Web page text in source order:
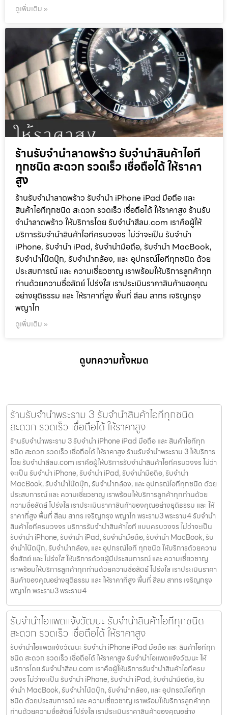
ดูเพิ่มเติม »
ร้านรับจำนำลาดพร้าว รับจำนำสินค้าไอที
ทุกชนิด สะดวก รวดเร็ว เชื่อถือได้ ให้ราคา
สูง
ร้านรับจำนำลาดพร้าว รับจำนำ iPhone iPad มือถือ และ
สินค้าไอทีทุกชนิด สะดวก รวดเร็ว เชื่อถือได้ ให้ราคาสูง ร้านรับ
จำนำลาดพร้าว ให้บริการโดย รับจํานําสีลม.com เราคือผู้ให้
บริการรับจำนำสินค้าไอทีครบวงจร ไม่ว่าจะเป็น รับจำนำ
iPhone, รับจำนำ iPad, รับจำนำมือถือ, รับจำนำ MacBook,
รับจำนำโน๊ตบุ๊ก, รับจำนำกล้อง, และ อุปกรณ์ไอทีทุกชนิด ด้วย
ประสบการณ์ และ ความเชี่ยวชาญ เราพร้อมให้บริการลูกค้าทุก
ท่านด้วยความซื่อสัตย์ โปร่งใส เราประเมินราคาสินค้าของคุณ
อย่างยุติธรรม และ ให้ราคาที่สูง พื้นที่ สีลม สาทร เจริญกรุง
พญาไท
ดูเพิ่มเติม »
ดูบทความทั้งหมด
ร้านรับจำนำพระราม 3 รับจำนำสินค้าไอทีทุกชนิด
สะดวก รวดเร็ว เชื่อถือได้ ให้ราคาสูง
ร้านรับจำนำพระราม 3 รับจำนำ iPhone iPad มือถือ และ สินค้าไอทีทุก
ชนิด สะดวก รวดเร็ว เชื่อถือได้ ให้ราคาสูง ร้านรับจำนำพระราม 3 ให้บริการ
โดย รับจํานําสีลม.com เราคือผู้ให้บริการรับจำนำสินค้าไอทีครบวงจร ไม่ว่า
จะเป็น รับจำนำ iPhone, รับจำนำ iPad, รับจำนำมือถือ, รับจำนำ
MacBook, รับจำนำโน๊ตบุ๊ก, รับจำนำกล้อง, และ อุปกรณ์ไอทีทุกชนิด ด้วย
ประสบการณ์ และ ความเชี่ยวชาญ เราพร้อมให้บริการลูกค้าทุกท่านด้วย
ความซื่อสัตย์ โปร่งใส เราประเมินราคาสินค้าของคุณอย่างยุติธรรม และ ให้
ราคาที่สูง พื้นที่ สีลม สาทร เจริญกรุง พญาไท พระราม3 พระราม4 รับจำนำ
สินค้าไอทีครบวงจร บริการรับจำนำสินค้าไอที แบบครบวงจร ไม่ว่าจะเป็น
รับจำนำ iPhone, รับจำนำ iPad, รับจำนำมือถือ, รับจำนำ MacBook, รับ
จำนำโน๊ตบุ๊ก, รับจำนำกล้อง, และ อุปกรณ์ไอที ทุกชนิด ให้บริการด้วยความ
ซื่อสัตย์ และ โปร่งใส ให้บริการด้วยผู้มีประสบการณ์ และ ความเชี่ยวชาญ
เราพร้อมให้บริการลูกค้าทุกท่านด้วยความซื่อสัตย์ โปร่งใส เราประเมินราคา
สินค้าของคุณอย่างยุติธรรม และ ให้ราคาที่สูง พื้นที่ สีลม สาทร เจริญกรุง
พญาไท พระราม3 พระราม4
รับจำนำไอแพดแจ้งวัฒนะ รับจำนำสินค้าไอทีทุกชนิด
สะดวก รวดเร็ว เชื่อถือได้ ให้ราคาสูง
รับจำนำไอแพดแจ้งวัฒนะ รับจำนำ iPhone iPad มือถือ และ สินค้าไอทีทุก
ชนิด สะดวก รวดเร็ว เชื่อถือได้ ให้ราคาสูง รับจำนำไอแพดแจ้งวัฒนะ ให้
บริการโดย รับจํานําสีลม.com เราคือผู้ให้บริการรับจำนำสินค้าไอทีครบ
วงจร ไม่ว่าจะเป็น รับจำนำ iPhone, รับจำนำ iPad, รับจำนำมือถือ, รับ
จำนำ MacBook, รับจำนำโน้ตบุ๊ก, รับจำนำกล้อง, และ อุปกรณ์ไอทีทุก
ชนิด ด้วยประสบการณ์ และ ความเชี่ยวชาญ เราพร้อมให้บริการลูกค้าทุก
ท่านด้วยความซื่อสัตย์ โปร่งใส เราประเมินราคาสินค้าของคุณอย่าง